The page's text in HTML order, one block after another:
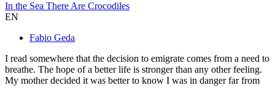
In the Sea There Are Crocodiles
EN
Fabio Geda
I read somewhere that the decision to emigrate comes from a need to
breathe. The hope of a better life is stronger than any other feeling.
My mother decided it was better to know I was in danger far from